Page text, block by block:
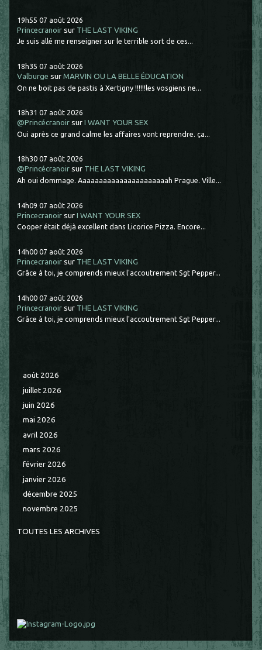
19h55 07 août 2026
Princecranoir sur THE LAST VIKING
Je suis allé me renseigner sur le terrible sort de ces...
18h35 07 août 2026
Valburge surMARVIN OU LA BELLE ÉDUCATION
On ne boit pas de pastis à Xertigny !!!!!!les vosgiens ne...
18h31 07 août 2026
@Princécranoir surI WANT YOUR SEX
Oui après ce grand calme les affaires vont reprendre. ça...
18h30 07 août 2026
@Princécranoir sur THE LAST VIKING
Ah oui dommage. Aaaaaaaaaaaaaaaaaaaaaah Prague. Ville...
14h09 07 août 2026
Princecranoir surI WANT YOUR SEX
Cooper était déjà excellent dans Licorice Pizza. Encore...
14h00 07 août 2026
Princecranoir sur THE LAST VIKING
Grâce à toi, je comprends mieux l'accoutrement Sgt Pepper...
14h00 07 août 2026
Princecranoir sur THE LAST VIKING
Grâce à toi, je comprends mieux l'accoutrement Sgt Pepper...
août 2026
juillet 2026
juin 2026
mai 2026
avril 2026
mars 2026
février 2026
janvier 2026
décembre 2025
novembre 2025
TOUTES LES ARCHIVES